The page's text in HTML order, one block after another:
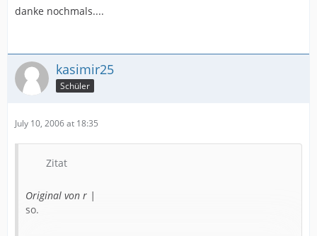
danke nochmals....
kasimir25
Schüler
July 10, 2006 at 18:35
Zitat
Original von r |
so.